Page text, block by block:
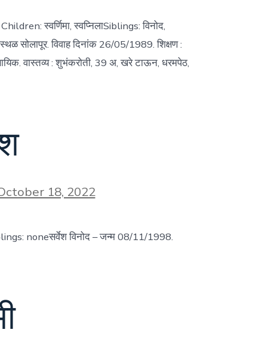
स्वर्णिमा, स्वप्निलाSiblings: विनोद,
सोलापूर. विवाह दिनांक 26/05/1989. शिक्षण :
वास्तव्य : शुभंकरोती, 39 अ, खरे टाऊन, धरमपेठ,
18, 2022
noneसर्वेश विनोद – जन्म 08/11/1998.